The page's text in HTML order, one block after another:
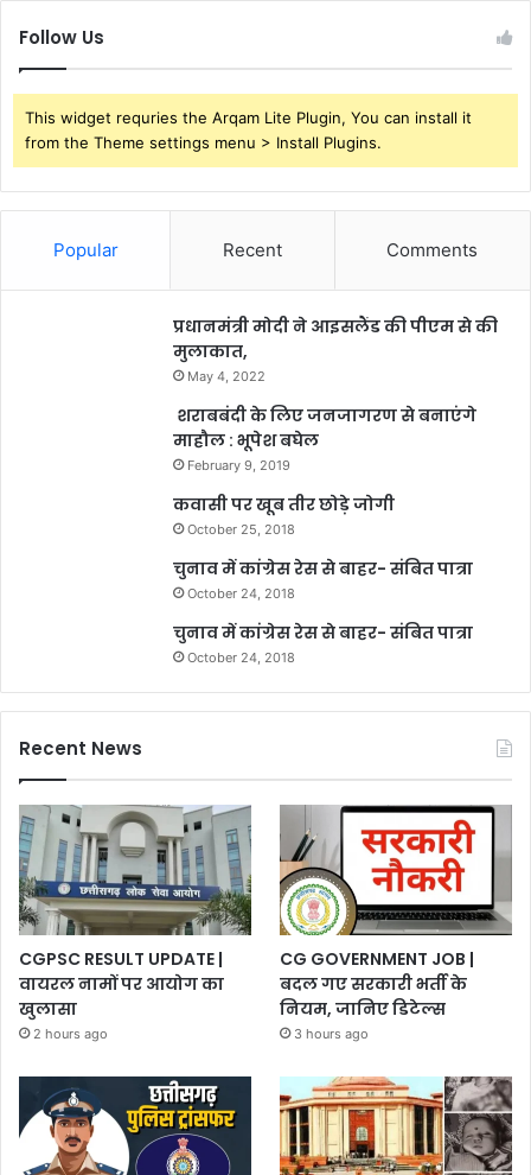
Follow Us
This widget requries the Arqam Lite Plugin, You can install it
from the Theme settings menu > Install Plugins.
Popular Recent Comments
प्रधानमंत्री मोदी ने आइसलैंड की पीएम से की
मुलाकात,
May 4, 2022
शराबबंदी के लिए जनजागरण से बनाएंगे
माहौल : भूपेश बघेल
February 9, 2019
कवासी पर खूब तीर छोड़े जोगी
October 25, 2018
चुनाव में कांग्रेस रेस से बाहर- संबित पात्रा
October 24, 2018
चुनाव में कांग्रेस रेस से बाहर- संबित पात्रा
October 24, 2018
Recent News
CGPSC RESULT UPDATE |
वायरल नामों पर आयोग का
खुलासा
2 hours ago
CG GOVERNMENT JOB |
बदल गए सरकारी भर्ती के
नियम, जानिए डिटेल्स
3 hours ago